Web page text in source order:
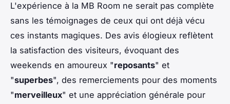
L'expérience à la MB Room ne serait pas complète
sans les témoignages de ceux qui ont déjà vécu
ces instants magiques. Des avis élogieux reflètent
la satisfaction des visiteurs, évoquant des
weekends en amoureux "reposants" et
"superbes", des remerciements pour des moments
"merveilleux" et une appréciation générale pour